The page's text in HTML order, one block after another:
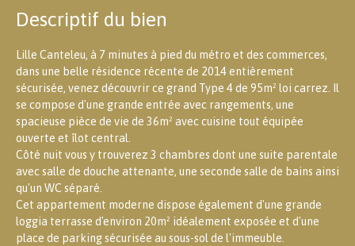
Descriptif du bien
Lille Canteleu, à 7 minutes à pied du métro et des commerces,
dans une belle résidence récente de 2014 entièrement
sécurisée, venez découvrir ce grand Type 4 de 95m² loi carrez. Il
se compose d'une grande entrée avec rangements, une
spacieuse pièce de vie de 36m² avec cuisine tout équipée
ouverte et îlot central.
Côté nuit vous y trouverez 3 chambres dont une suite parentale
avec salle de douche attenante, une seconde salle de bains ainsi
qu'un WC séparé.
Cet appartement moderne dispose également d'une grande
loggia terrasse d'environ 20m² idéalement exposée et d'une
place de parking sécurisée au sous-sol de l'immeuble.